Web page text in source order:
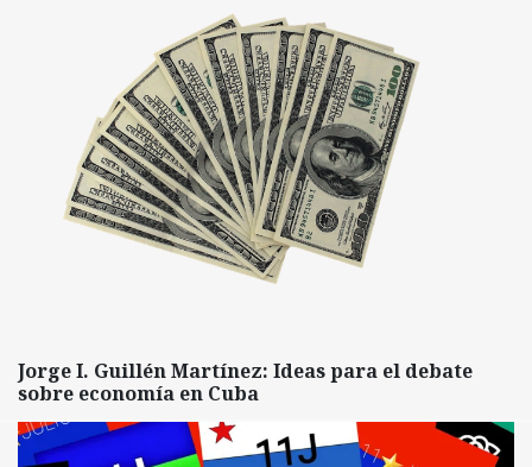
Jorge I. Guillén Martínez: Ideas para el debate
sobre economía en Cuba